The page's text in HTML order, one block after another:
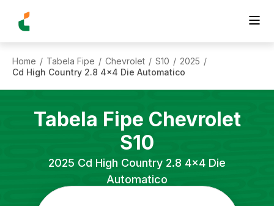
Home / Tabela Fipe / Chevrolet / S10 / 2025 /
Cd High Country 2.8 4x4 Die Automatico
Tabela Fipe Chevrolet
S10
2025 Cd High Country 2.8 4x4 Die
Automatico